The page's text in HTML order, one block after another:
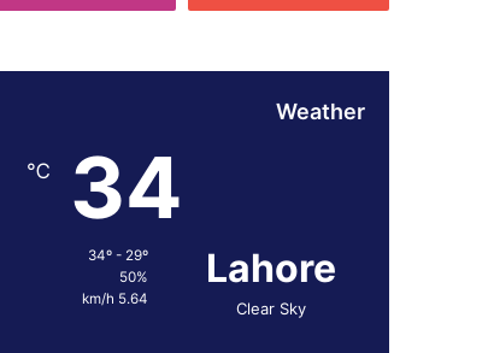
Weather
Lahore
Clear Sky
34
℃
50%
5.64 km/h